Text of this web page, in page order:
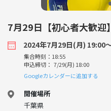
7月29日【初心者大歓
2024年7月29日(月) 19:00
集合時刻：18:55
申込締切： 7/29(月) 18:00
Googleカレンダーに追加する
開催場所
千葉県